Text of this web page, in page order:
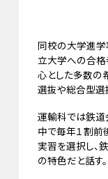
同校の大学進学
立大学への合格
心とした多数の
選抜や総合型選
運輸科では鉄道
中で毎年１割前
実習を選択し、
の特色だと話す。